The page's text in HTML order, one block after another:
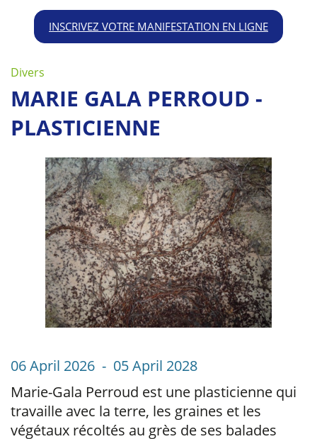
INSCRIVEZ VOTRE MANIFESTATION EN LIGNE
Divers
MARIE GALA PERROUD -
PLASTICIENNE
06 April 2026 - 05 April 2028
Marie-Gala Perroud est une plasticienne qui
travaille avec la terre, les graines et les
végétaux récoltés au grès de ses balades